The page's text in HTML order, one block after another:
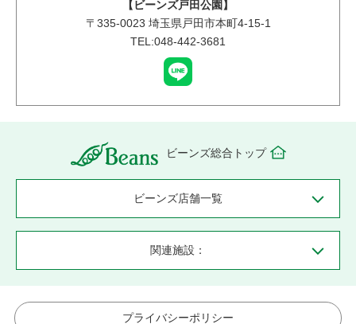
【ビーンズ戸田公園】
〒 335-0023 埼玉県戸田市本町4-15-1
TEL:048-442-3681
ビーンズ総合トップ
ビーンズ店舗一覧
関連施設：
プライバシーポリシー